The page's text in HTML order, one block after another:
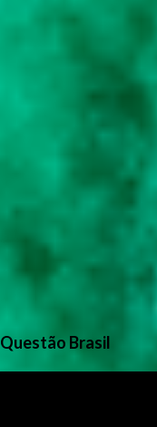
Questão Brasil